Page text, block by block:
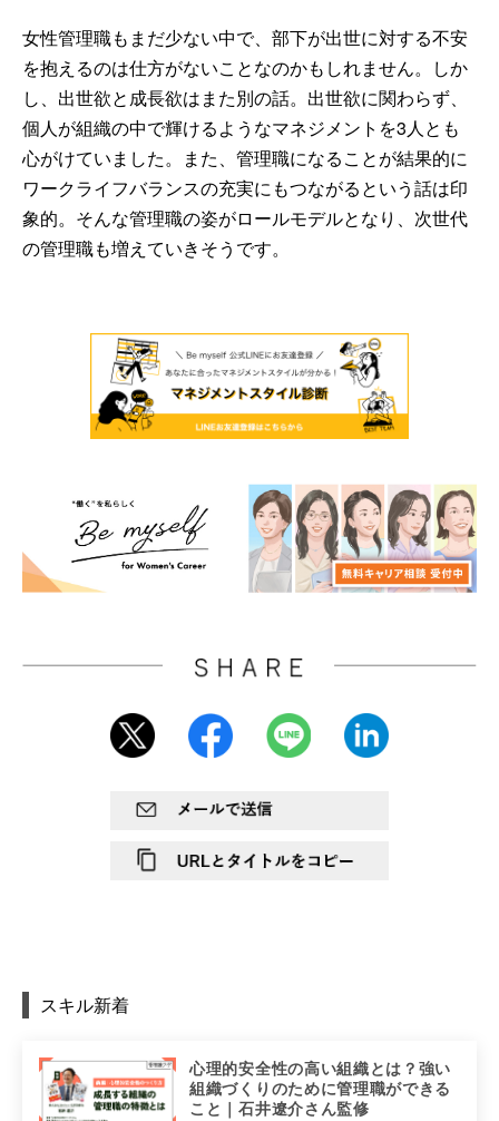
女性管理職もまだ少ない中で、部下が出世に対する不安
を抱えるのは仕方がないことなのかもしれません。しか
し、出世欲と成長欲はまた別の話。出世欲に関わらず、
個人が組織の中で輝けるようなマネジメントを3人とも
心がけていました。また、管理職になることが結果的に
ワークライフバランスの充実にもつながるという話は印
象的。そんな管理職の姿がロールモデルとなり、次世代
の管理職も増えていきそうです。
スキル新着
心理的安全性の高い組織とは？強い
組織づくりのために管理職ができる
こと｜石井遼介さん監修